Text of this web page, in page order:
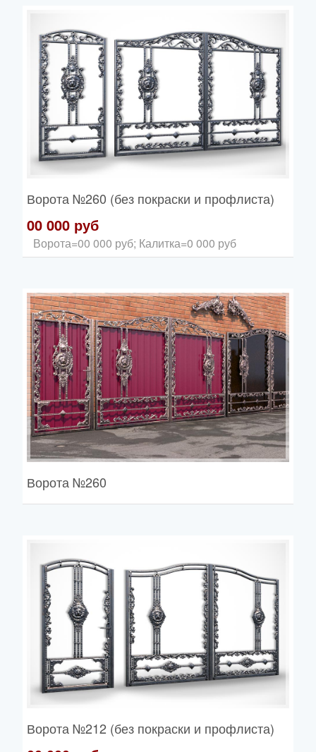
Ворота№260 (без покраски и профлиста)
00 000 руб
Ворота=00 000 руб; Калитка=0 000 руб
Ворота№260
Ворота№212 (без покраски и профлиста)